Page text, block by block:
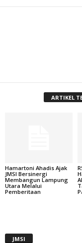
ARTIKEL
Hamartoni Ahadis Ajak
JMSI Bersinergi
Membangun Lampung
Utara Melalui
Pemberitaan
JMSI